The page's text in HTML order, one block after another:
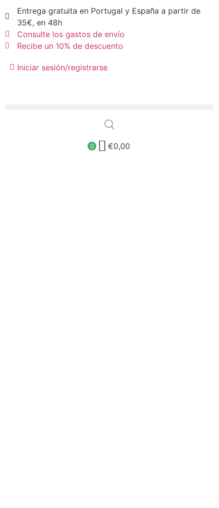
Entrega gratuita en Portugal y España a partir de
35€, en 48h
Consulte los gastos de envío
Recibe un 10% de descuento
Iniciar sesión/registrarse
0 €0,00